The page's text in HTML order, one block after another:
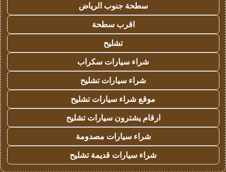
سطحة جنوب الرياض
اقرب سطحة
تشليح
شراء سيارات سكراب
شراء سيارات تشليح
موقع شراء سيارات تشليح
ارقام يشترون سيارات تشليح
شراء سيارات مصدومة
شراء سيارات قديمة تشليح